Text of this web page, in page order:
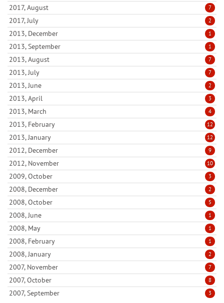
2017, August 7
2017, July 2
2013, December 1
2013, September 1
2013, August 7
2013, July 7
2013, June 2
2013, April 3
2013, March 4
2013, February 12
2013, January 12
2012, December 9
2012, November 10
2009, October 3
2008, December 2
2008, October 5
2008, June 1
2008, May 1
2008, February 1
2008, January 2
2007, November 7
2007, October 8
2007, September 3